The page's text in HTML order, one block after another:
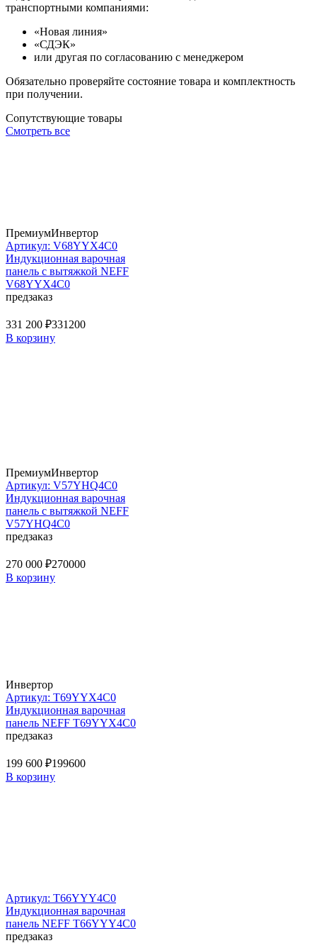
транспортными компаниями:
«Новая линия»
«СДЭК»
или другая по согласованию с менеджером
Обязательно проверяйте состояние товара и комплектность
при получении.
Сопутствующие товары
Смотреть все
ПремиумИнвертор
Артикул: V68YYX4C0
Индукционная варочная
панель с вытяжкой NEFF
V68YYX4C0
предзаказ
331 200 ₽331200
В корзину
ПремиумИнвертор
Артикул: V57YHQ4C0
Индукционная варочная
панель с вытяжкой NEFF
V57YHQ4C0
предзаказ
270 000 ₽270000
В корзину
Инвертор
Артикул: T69YYX4C0
Индукционная варочная
панель NEFF T69YYX4C0
предзаказ
199 600 ₽199600
В корзину
Артикул: T66YYY4C0
Индукционная варочная
панель NEFF T66YYY4C0
предзаказ